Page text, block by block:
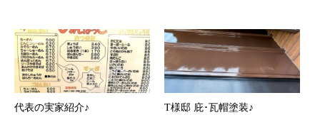
代表の実家紹介♪ T様邸 庇･瓦帽塗装♪